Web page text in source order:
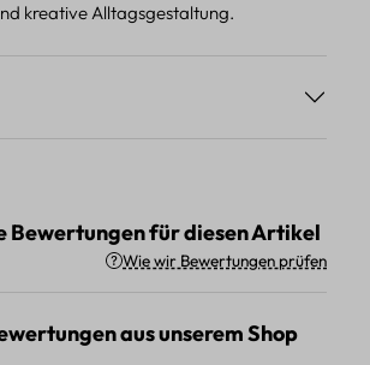
kreative Alltagsgestaltung.
Bewertungen für diesen Artikel
Wie wir Bewertungen prüfen
aus unserem Shop